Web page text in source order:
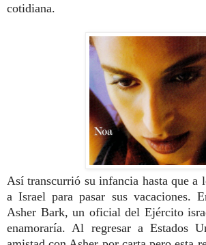
cotidiana.
Así transcurrió su infancia hasta que a
a Israel para pasar sus vacaciones.
Asher Bark, un oficial del Ejército
enamoraría. Al regresar a Estados